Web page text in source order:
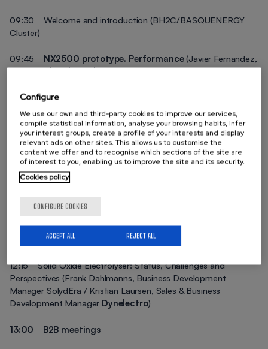
09:30 Welcome and introduction (BH2C/BASQUENERGY
Cluster)
09:45 NX2500 prototype. Performance(Javier Fernandez,
CTONordex Electrolyzers)
10:15SUNFIRE
Olshausen, Founder & CTOSunfire SE)
10:45 Coffe-networking
11:15 Thyssenkrup nucera’s water electrolysis portfolio (Jens
Kuhlmann, Senior Business Development
11:45 Power to Hydrogen delivering AEM electrolysis at scale
(Juan Manuel Lopez Gallego, Director of Sales &
OperationsPower to Hydrogen)
12:15 Solid Oxide Electrolyser: Status, Challenges and
Perspectives (Frank Dahlmanns, Business Development
Manager SolydEra / Kristian Laursen, Sales & Business
Development Manager Dynelectro)
13:00 B2B meetings
Configure
We use our own and third-party cookies to improve our services,
compile statistical information, analyse your browsing habits, infer
your interest groups, create a profile of your interests and display
relevant ads on other sites. This allows us to customise the
content we offer and to recognise which sections of the site are
of interest to you, enabling us to improve the site and its security.
Cookies policy
CONFIGURE COOKIES
REJECT ALL
ACCEPT ALL